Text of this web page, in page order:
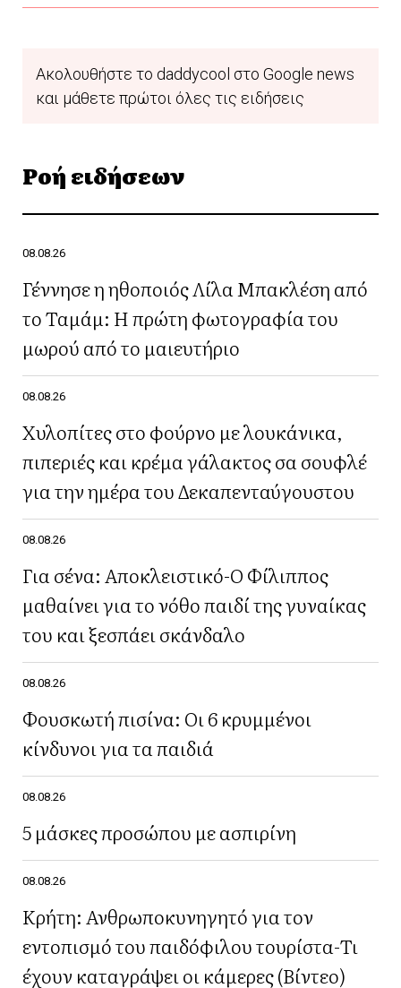
Ακολουθήστε το daddycool στο Google news
και μάθετε πρώτοι όλες τις ειδήσεις
Ροή ειδήσεων
08.08.26
Γέννησε η ηθοποιός Λίλα Μπακλέση από
το Ταμάμ: Η πρώτη φωτογραφία του
μωρού από το μαιευτήριο
08.08.26
Χυλοπίτες στο φούρνο με λουκάνικα,
πιπεριές και κρέμα γάλακτος σα σουφλέ
για την ημέρα του Δεκαπενταύγουστου
08.08.26
Για σένα: Αποκλειστικό-Ο Φίλιππος
μαθαίνει για το νόθο παιδί της γυναίκας
του και ξεσπάει σκάνδαλο
08.08.26
Φουσκωτή πισίνα: Οι 6 κρυμμένοι
κίνδυνοι για τα παιδιά
08.08.26
5 μάσκες προσώπου με ασπιρίνη
08.08.26
Κρήτη: Ανθρωποκυνηγητό για τον
εντοπισμό του παιδόφιλου τουρίστα-Τι
έχουν καταγράψει οι κάμερες (Βίντεο)